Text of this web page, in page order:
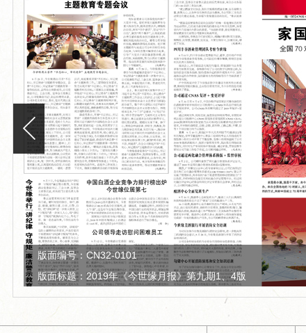
版面编号：CN32-0101
版面标题：2019年《今世缘月报》第九期2、3版